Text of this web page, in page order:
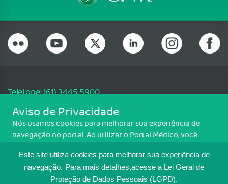
Este site utiliza cookies para melhorar sua experiência de
navegação. Para mais detalhes,acesse a Lei Geral de
Proteção de Dados Pessoais (LGPD).
Telefone: (61) 3445 5900
Email: cfm@portalmedico.org.br
SGAS 616, Conjunto D, Lote 115, L2 Sul, Brasília/DF - CEP: 70200-760 -
CNPJ: 33.583.550/0001-30
MAPA DO SITE
Aviso de Privacidade
Nós usamos cookies para melhorar sua experiência de
navegação no portal. Ao utilizar o Portal Médico, você
Para ter mais informações sobre como isso é feito, acesse
Política de cookies. Se você concorda, clique em ACEITO.